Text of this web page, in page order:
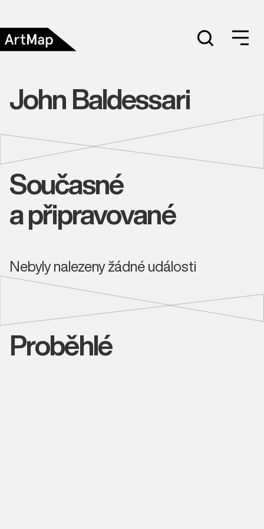
John Baldessari
Současné
a připravované
Nebyly nalezeny žádné události
Proběhlé